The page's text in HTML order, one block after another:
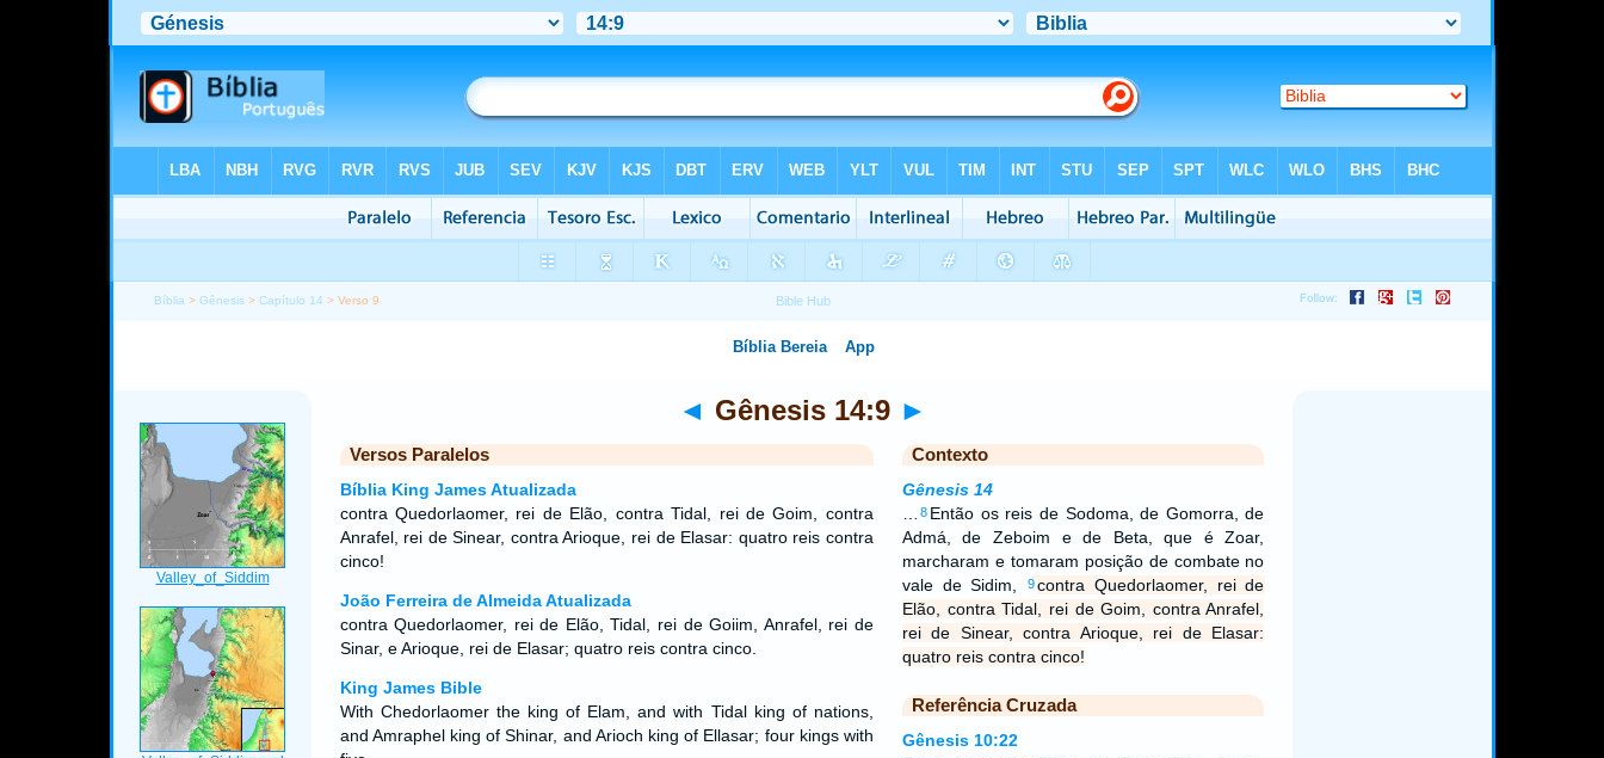
Bíblia >Gênesis >Capítulo 14 > Verso 9
◄ Gênesis 14:9 ►
Versos Paralelos
Bíblia King James Atualizada
contra Quedorlaomer, rei de Elão, contra Tidal, rei de Goim, contra
Anrafel, rei de Sinear, contra Arioque, rei de Elasar: quatro reis contra
cinco!
João Ferreira de Almeida Atualizada
contra Quedorlaomer, rei de Elão, Tidal, rei de Goiim, Anrafel, rei de
Sinar, e Arioque, rei de Elasar; quatro reis contra cinco.
King James Bible
With Chedorlaomer the king of Elam, and with Tidal king of nations,
and Amraphel king of Shinar, and Arioch king of Ellasar; four kings with
Contexto
Gênesis 14
8 Então os reis de Sodoma, de Gomorra, de
Admá, de Zeboim e de Beta, que é Zoar,
marcharam e tomaram posição de combate no
vale de Sidim,
9contra Quedorlaomer, rei de
Elão, contra Tidal, rei de Goim, contra Anrafel,
rei de Sinear, contra Arioque, rei de Elasar:
quatro reis contra cinco!
Referência Cruzada
Gênesis 10:22